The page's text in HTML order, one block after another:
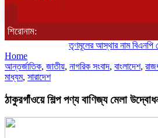
শিরোনাম:
তৃণমূলের আস্থার নাম বিএনপি নেতা
Home
আন্তর্জাতিক, জাতীয়, নাগরিক সংবাদ, বাংলাদেশ,
মাধ্যম, সারাদেশ
ঠাকুরগাঁওয়ে শিল্প পণ্য বাণিজ্য মেলা